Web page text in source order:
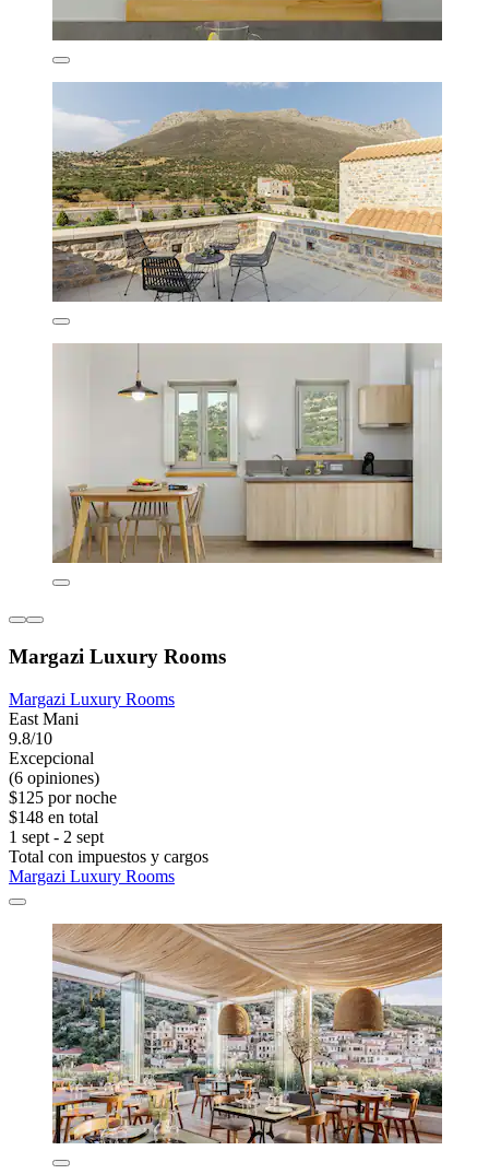
Margazi Luxury Rooms
Margazi Luxury Rooms
East Mani
9.8/10
Excepcional
(6 opiniones)
$125 por noche
$148 en total
1 sept - 2 sept
Total con impuestos y cargos
Margazi Luxury Rooms